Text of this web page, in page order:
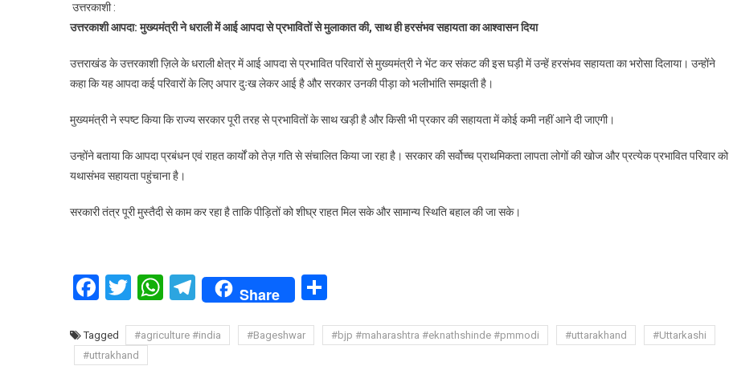
ने
में
आई
से
से
उत्तरकाशी :
उत्तरकाशी आपदा: मुख्यमंत्री ने धराली में आई आपदा से प्रभावितों से मुलाकात की, साथ ही हरसंभव सहायता का आश्वासन दिया
उत्तराखंड के उत्तरकाशी ज़िले के धराली क्षेत्र में आई आपदा से प्रभावित परिवारों से मुख्यमंत्री ने भेंट कर संकट की इस घड़ी में उन्हें हरसंभव सहायता का भरोसा दिलाया। उन्होंने
कहा कि यह आपदा कई परिवारों के लिए अपार दुःख लेकर आई है और सरकार उनकी पीड़ा को भलीभांति समझती है।
मुख्यमंत्री ने स्पष्ट किया कि राज्य सरकार पूरी तरह से प्रभावितों के साथ खड़ी है और किसी भी प्रकार की सहायता में कोई कमी नहीं आने दी जाएगी।
उन्होंने बताया कि आपदा प्रबंधन एवं राहत कार्यों को तेज़ गति से संचालित किया जा रहा है। सरकार की सर्वोच्च प्राथमिकता लापता लोगों की खोज और प्रत्येक प्रभावित परिवार को
यथासंभव सहायता पहुंचाना है।
सरकारी तंत्र पूरी मुस्तैदी से काम कर रहा है ताकि पीड़ितों को शीघ्र राहत मिल सके और सामान्य स्थिति बहाल की जा सके।
Facebook
Twitter
WhatsApp
Telegram
Share
Tagged #agriculture #india #Bageshwar #bjp #maharashtra #eknathshinde #pmmodi #uttarakhand
#Uttarkashi
#uttrakhand